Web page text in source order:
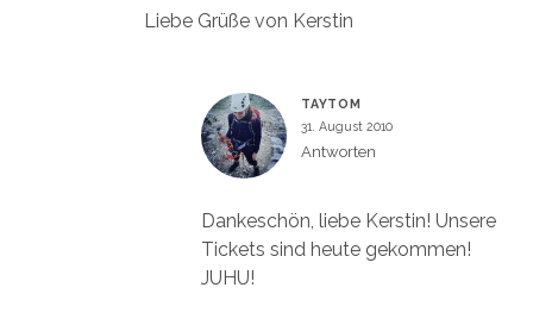
Liebe Grüße von Kerstin
TAYTOM
31. August 2010
Antworten
Dankeschön, liebe Kerstin! Unsere
Tickets sind heute gekommen!
JUHU!